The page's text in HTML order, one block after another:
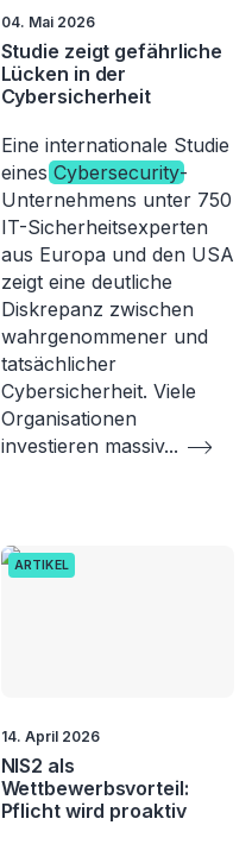
04. Mai 2026
Studie zeigt gefährliche
Lücken in der
Cybersicherheit
Eine internationale Studie
einesCybersecurity-
Unternehmens unter 750
IT-Sicherheitsexperten
aus Europa und den USA
zeigt eine deutliche
Diskrepanz zwischen
wahrgenommener und
tatsächlicher
Cybersicherheit. Viele
Organisationen
investieren massiv...
ARTIKEL
14. April 2026
NIS2 als
Wettbewerbsvorteil:
Pflicht wird proaktiv